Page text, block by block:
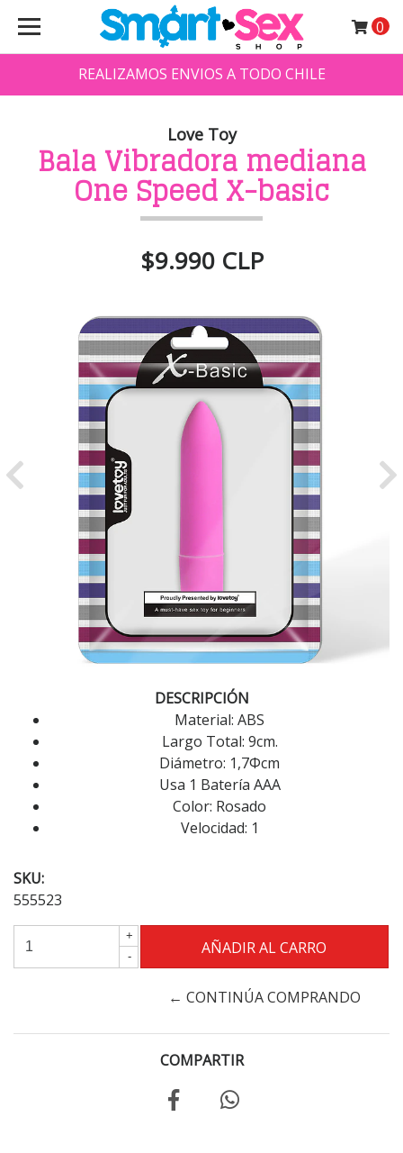
REALIZAMOS ENVIOS A TODO CHILE
0
Love Toy
Bala Vibradora mediana
One Speed X-basic
$9.990 CLP
Previous
DESCRIPCIÓN
Material: ABS
Largo Total: 9cm.
Diámetro: 1,7Φcm
Usa 1 Batería AAA
Color: Rosado
Velocidad: 1
SKU:
555523
+
-
← CONTINÚA COMPRANDO
COMPARTIR